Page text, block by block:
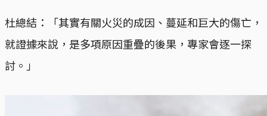
杜總結：「其實有關火災的成因、蔓延和巨大的傷亡，
就證據來說，是多項原因重疊的後果，專家會逐一探
討。」